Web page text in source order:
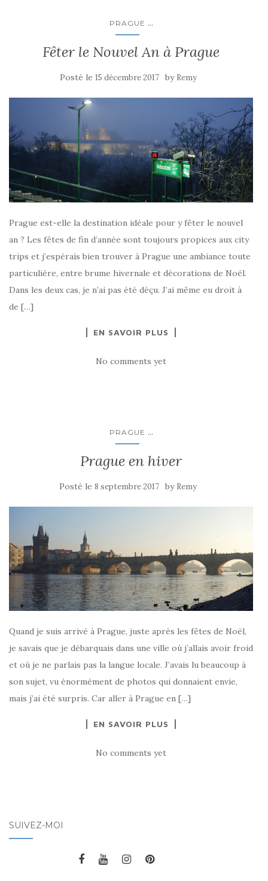
PRAGUE ...
Fêter le Nouvel An à Prague
Posté le 15 décembre 2017 by Remy
Prague est-elle la destination idéale pour y fêter le nouvel
an ? Les fêtes de fin d’année sont toujours propices aux city
trips et j’espérais bien trouver à Prague une ambiance toute
particulière, entre brume hivernale et décorations de Noël.
Dans les deux cas, je n’ai pas été déçu. J’ai même eu droit à
de […]
EN SAVOIR PLUS
No comments yet
PRAGUE ...
Prague en hiver
Posté le 8 septembre 2017 by Remy
Quand je suis arrivé à Prague, juste après les fêtes de Noël,
je savais que je débarquais dans une ville où j’allais avoir froid
et où je ne parlais pas la langue locale. J’avais lu beaucoup à
son sujet, vu énormément de photos qui donnaient envie,
mais j’ai été surpris. Car aller à Prague en […]
EN SAVOIR PLUS
No comments yet
SUIVEZ-MOI